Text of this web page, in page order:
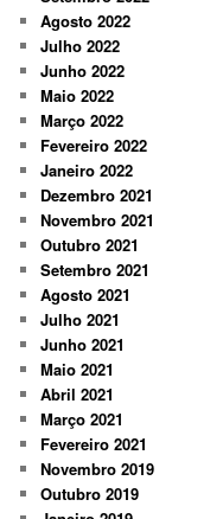
Agosto 2022
Julho 2022
Junho 2022
Maio 2022
Março 2022
Fevereiro 2022
Janeiro 2022
Dezembro 2021
Novembro 2021
Outubro 2021
Setembro 2021
Agosto 2021
Julho 2021
Junho 2021
Maio 2021
Abril 2021
Março 2021
Fevereiro 2021
Novembro 2019
Outubro 2019